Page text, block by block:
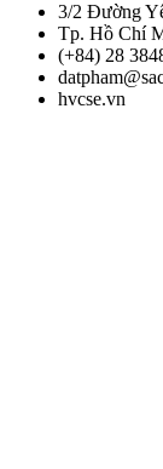
3/2 Đường
Tp. Hồ Chí
(+84) 28
hvcse.vn